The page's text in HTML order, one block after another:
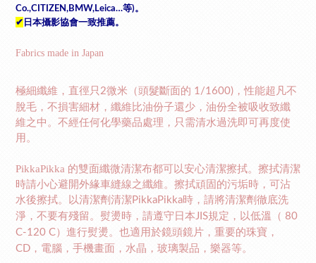
Co.,CITIZEN,BMW,Leica…等)。
✔ 日本攝影協會一致推薦。
Fabrics made in Japan
極細纖維，直徑只 2微米（頭髮斷面的 1/1600) ，性能超凡不
脫毛，不損害細材，纖維比油份子還少，油份全被吸收致纖
維之中。不經任何化學藥品處理，只需清水過洗即可再度使
用。
PikkaPikka 的雙面纖微清潔布都可以安心清潔擦拭。擦拭清潔
時請小心避開外緣車縫線之纖維。擦拭頑固的污垢時，可沾
水後擦拭。以清潔劑清潔 PikkaPikka時，請將清潔劑徹底洗
淨，不要有殘留。熨燙時，請遵守日本JIS規定，以低溫（ 80
C-120 C）進行熨燙。也適用於鏡頭鏡片，重要的珠寶，
CD ，電腦，手機畫面，水晶，玻璃製品，樂器等。